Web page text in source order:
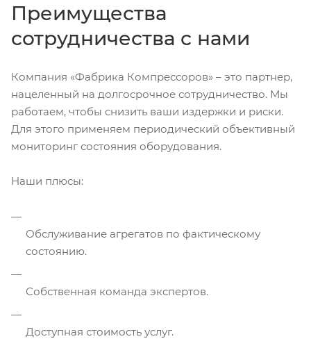
Преимущества
сотрудничества с нами
Компания «Фабрика Компрессоров» – это партнер,
нацеленный на долгосрочное сотрудничество. Мы
работаем, чтобы снизить ваши издержки и риски.
Для этого применяем периодический объективный
мониторинг состояния оборудования.
Наши плюсы:
Обслуживание агрегатов по фактическому
состоянию.
Собственная команда экспертов.
Доступная стоимость услуг.